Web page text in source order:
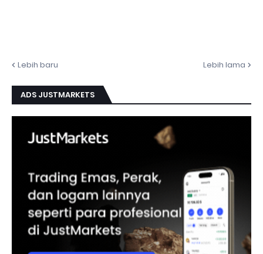
Lebih baru Lebih lama
ADS JUSTMARKETS